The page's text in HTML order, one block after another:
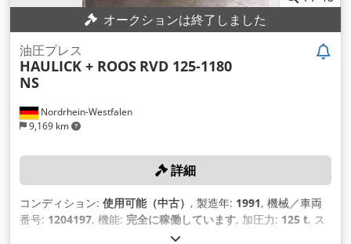
オークションは終了しました
Nordrhein-Westfalen
9,169 km
油圧プレス
HAULICK + ROOS RVD 125-1180
NS
詳細
コンディション: 使用可能（中古） , 製造年: 1991, 機械／車両
番号: 1204197, 機能: 完全に稼働しています, 加圧力: 125 t, ス
, テーブル幅: